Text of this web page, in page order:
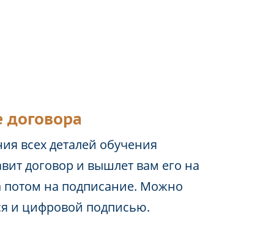
договора
всех деталей обучения
договор и вышлет вам его на
потом на подписание. Можно
и цифровой подписью.